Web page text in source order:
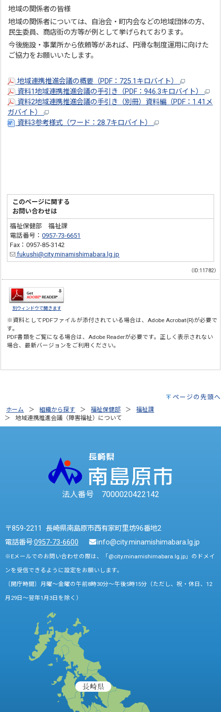
地域の関係者の皆様
地域の関係者については、自治会・町内会などの地域団体の方、
民生委員、商店街の方等が例として挙げられております。
今後施設・事業所から依頼等があれば、円滑な制度運用に向けた
ご協力をお願いいたします。
地域連携推進会議の概要（PDF：725.1キロバイト）
資料1地域連携推進会議の手引き（PDF：946.3キロバイト）
資料2地域連携推進会議の手引き（別冊）資料編（PDF：1.41メ
ガバイト）
資料3参考様式（ワード：28.7キロバイト）
このページに関する
お問い合わせは
福祉保健部 福祉課
電話番号：0957-73-6651
Fax：0957-85-3142
fukushi@city.minamishimabara.lg.jp
（ID:11782）
別ウィンドウで開きます
※資料としてPDFファイルが添付されている場合は、Adobe Acrobat(R)が必要で
す。
PDF書類をご覧になる場合は、Adobe Readerが必要です。正しく表示されない
場合、最新バージョンをご利用ください。
ページの先頭へ
ホーム 組織から探す 福祉保健部
福祉課
地域連携推進会議（障害福祉）について
法人番号 7000020422142
〒859-2211 長崎県南島原市西有家町里坊96番地2
電話番号:0957-73-6600 info@city.minamishimabara.lg.jp
※Eメールでのお問い合わせの際は、「@city.minamishimabara.lg.jp」のドメイ
ンを受信できるように設定をお願いします。
〔開庁時間〕月曜～金曜の午前8時30分～午後5時15分（ただし、祝・休日、12
月29日～翌年1月3日を除く）